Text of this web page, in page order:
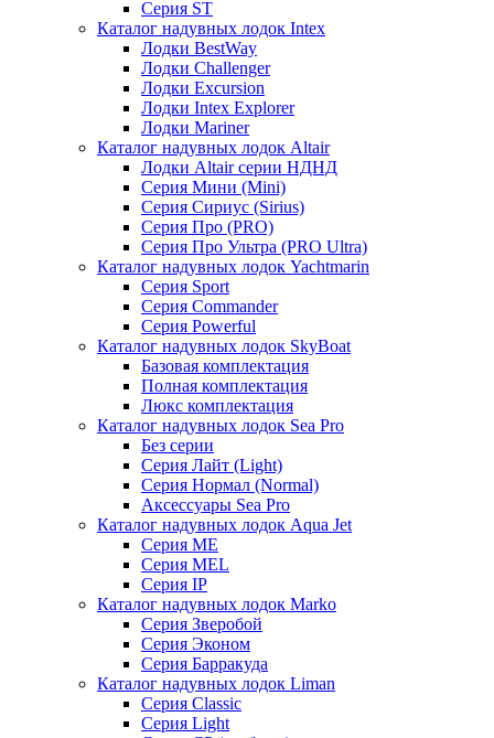
Серия ST
Каталог надувных лодок Intex
Лодки BestWay
Лодки Challenger
Лодки Excursion
Лодки Intex Explorer
Лодки Mariner
Каталог надувных лодок Altair
Лодки Altair серии НДНД
Серия Мини (Mini)
Серия Сириус (Sirius)
Серия Про (PRO)
Серия Про Ультра (PRO Ultra)
Каталог надувных лодок Yachtmarin
Серия Sport
Серия Commander
Серия Powerful
Каталог надувных лодок SkyBoat
Базовая комплектация
Полная комплектация
Люкс комплектация
Каталог надувных лодок Sea Pro
Без серии
Серия Лайт (Light)
Серия Нормал (Normal)
Аксессуары Sea Pro
Каталог надувных лодок Aqua Jet
Серия ME
Серия MEL
Серия IP
Каталог надувных лодок Marko
Серия Зверобой
Серия Эконом
Серия Барракуда
Каталог надувных лодок Liman
Серия Classic
Серия Light